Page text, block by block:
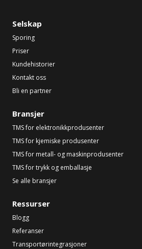
Selskap
Sporing
Priser
Kundehistorier
Kontakt oss
Bli en partner
Bransjer
TMS for elektronikkprodusenter
TMS for kjemiske produsenter
TMS for metall- og maskinprodusenter
TMS for trykk og emballasje
Se alle bransjer
Ressurser
Blogg
Referanser
Transportørintegrasjoner